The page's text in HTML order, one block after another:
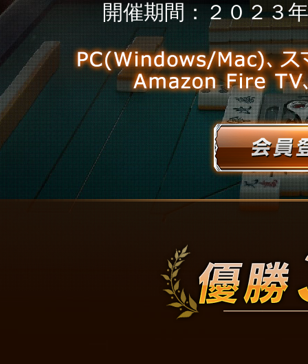
開催期間：２０２３